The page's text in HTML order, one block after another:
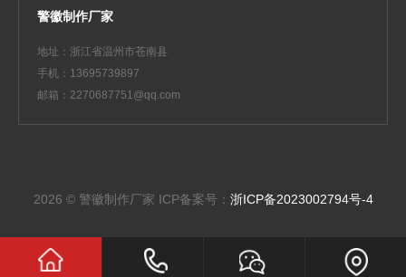
警徽制作厂家
地址：浙江省温州市苍南县
手机：13695739897
邮箱：2270687751@qq.com
2026 © 警徽制作厂家 ICP备案号： 浙ICP备2023002794号-4